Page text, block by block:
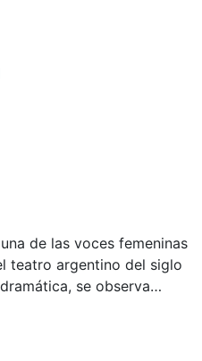
de las voces femeninas
teatro argentino del siglo
se observa
sobre el que
torno al poder. Pese a la